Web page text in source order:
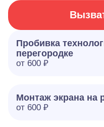
Пробивка
перегородке
от 600 ₽
Монтаж экрана на
от 600 ₽